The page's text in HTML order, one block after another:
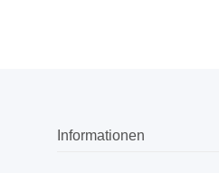
Informationen